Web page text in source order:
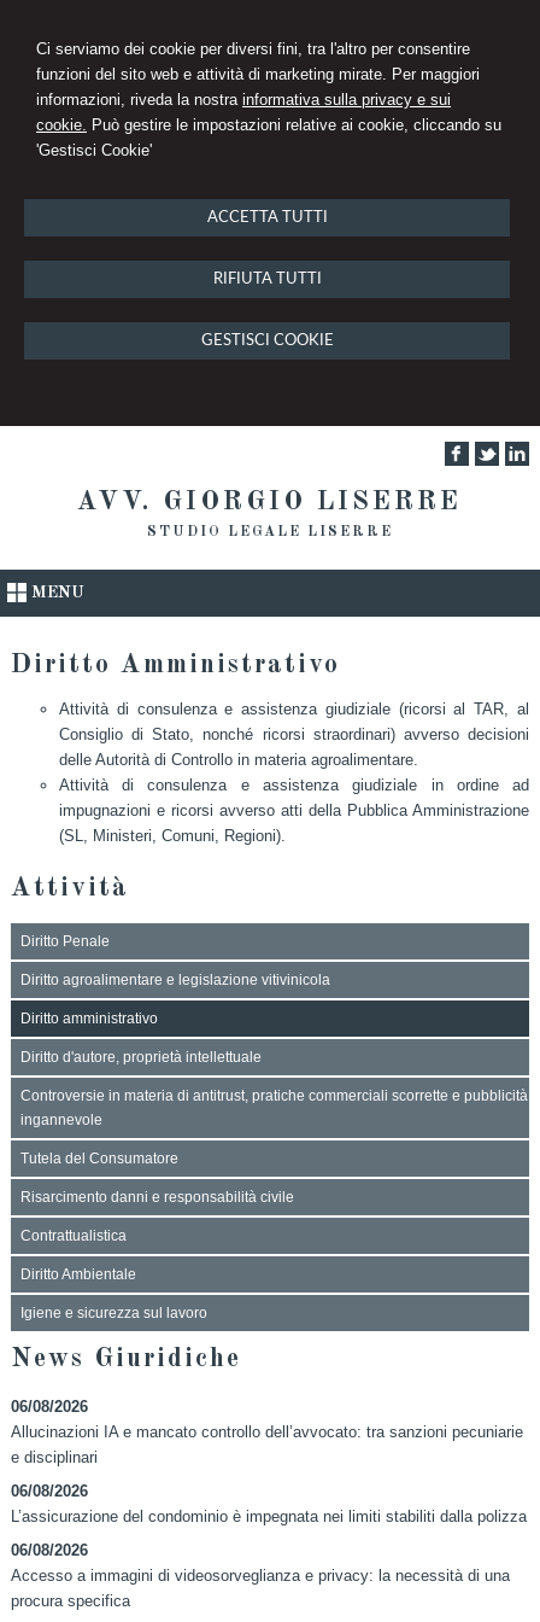
Ci serviamo dei cookie per diversi fini, tra l'altro per consentire
funzioni del sito web e attività di marketing mirate. Per maggiori
informazioni, riveda la nostra informativa sulla privacy e sui
cookie. Può gestire le impostazioni relative ai cookie, cliccando su
'Gestisci Cookie'
ACCETTA TUTTI
RIFIUTA TUTTI
GESTISCI COOKIE
AVV. GIORGIO LISERRE
STUDIO LEGALE LISERRE
MENU
Diritto Amministrativo
Attività di consulenza e assistenza giudiziale (ricorsi al TAR, al
Consiglio di Stato, nonché ricorsi straordinari) avverso decisioni
delle Autorità di Controllo in materia agroalimentare.
Attività di consulenza e assistenza giudiziale in ordine ad
impugnazioni e ricorsi avverso atti della Pubblica Amministrazione
(SL, Ministeri, Comuni, Regioni).
Attività
Diritto Penale
Diritto agroalimentare e legislazione vitivinicola
Diritto amministrativo
Diritto d'autore, proprietà intellettuale
Controversie in materia di antitrust, pratiche commerciali scorrette e pubblicità
ingannevole
Tutela del Consumatore
Risarcimento danni e responsabilità civile
Contrattualistica
Diritto Ambientale
Igiene e sicurezza sul lavoro
News Giuridiche
06/08/2026
Allucinazioni IA e mancato controllo dell’avvocato: tra sanzioni pecuniarie
e disciplinari
06/08/2026
L’assicurazione del condominio è impegnata nei limiti stabiliti dalla polizza
06/08/2026
Accesso a immagini di videosorveglianza e privacy: la necessità di una
procura specifica